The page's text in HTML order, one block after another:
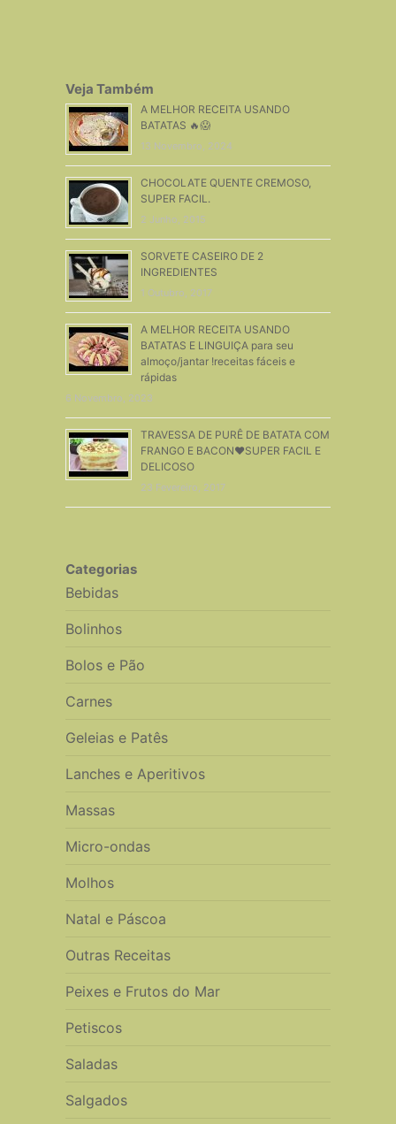
Veja Também
A MELHOR RECEITA USANDO
BATATAS 🔥😱
13 Novembro, 2024
CHOCOLATE QUENTE CREMOSO,
SUPER FACIL.
2 Junho, 2015
SORVETE CASEIRO DE 2
INGREDIENTES
1 Outubro, 2017
A MELHOR RECEITA USANDO
BATATAS E LINGUIÇA para seu
almoço/jantar !receitas fáceis e
rápidas
6 Novembro, 2023
TRAVESSA DE PURÊ DE BATATA COM
FRANGO E BACON❤SUPER FACIL E
DELICOSO
23 Fevereiro, 2017
Categorias
Bebidas
Bolinhos
Bolos e Pão
Carnes
Geleias e Patês
Lanches e Aperitivos
Massas
Micro-ondas
Molhos
Natal e Páscoa
Outras Receitas
Peixes e Frutos do Mar
Petiscos
Saladas
Salgados